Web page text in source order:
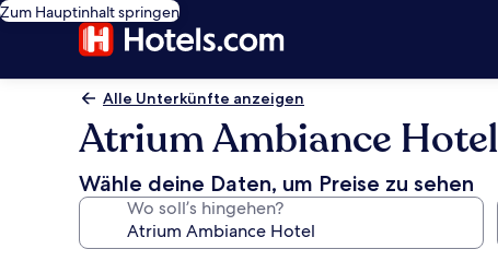
Zum Hauptinhalt springen
Alle Unterkünfte anzeigen
Atrium Ambiance Hotel
Wähle deine Daten, um Preise zu sehen
Wo soll’s hingehen?